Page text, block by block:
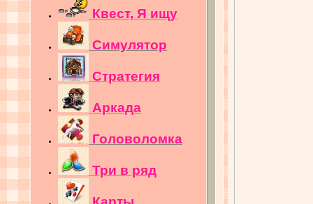
Квест, Я ищу
Симулятор
Стратегия
Аркада
Головоломка
Три в ряд